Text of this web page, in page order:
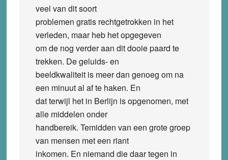
veel van dit soort
problemen gratis rechtgetrokken in het
verleden, maar heb het opgegeven
om de nog verder aan dit dooie paard te
trekken. De geluids- en
beeldkwaliteit is meer dan genoeg om na
een minuut al af te haken. En
dat terwijl het in Berlijn is opgenomen, met
alle middelen onder
handbereik. Temidden van een grote groep
van mensen met een riant
inkomen. En niemand die daar tegen in